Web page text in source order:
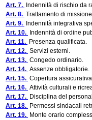
Art. 7.
Indennità di rischio da
Art. 8. Trattamento di
Art. 9.
Indennità integrativa
Art. 10.
Indennità di ordine
Art. 11. Presenza qualificata.
Art. 12. Servizi esterni.
Art. 13. Congedo ordinario.
Art. 14. Assenze obbligatorie.
Art. 15. Copertura
Art. 16. Attività culturali e
Art. 17. Disciplina del
Art. 18. Permessi sindacali
Art. 19. Monte orario